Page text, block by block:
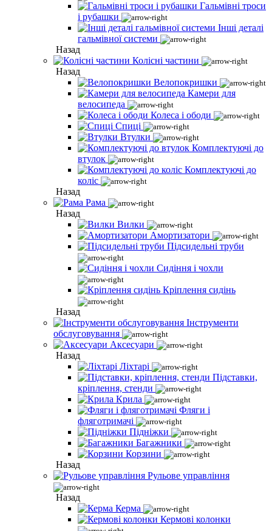
Гальмівні троси
і рубашки
Інші деталі
гальмівної системи
Назад
Колісні частини
Назад
Велопокришки
Камери для
велосипеда
Колеса і ободи
Спиці
Втулки
Комплектуючі до
втулок
Комплектуючі до
коліс
Назад
Рама
Назад
Вилки
Амортизатори
Підсидельні труби
Сидіння і чохли
Кріплення сидінь
Назад
Інструменти
обслуговування
Аксесуари
Назад
Ліхтарі
Підставки,
кріплення, стенди
Крила
Фляги і
фляготримачі
Підніжки
Багажники
Корзини
Назад
Рульове управління
Назад
Керма
Кермові колонки